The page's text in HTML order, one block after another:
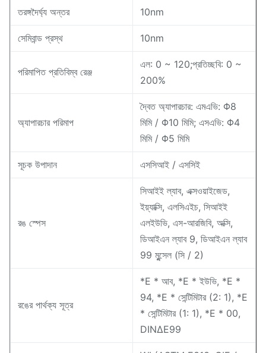
তরঙ্গদৈর্ঘ্য অন্তর 10nm
সেমিবান্ড প্রস্থ 10nm
পরিমাপিত প্রতিবিম্ব রেঞ্জ
এল: 0 ~ 120;প্রতিচ্ছবি: 0 ~
200%
অ্যাপারচার পরিমাপ
দ্বৈত অ্যাপারচার: এমএভি: Φ8
মিমি / Φ10 মিমি; এসএভি: Φ4
মিমি / Φ5 মিমি
সূচক উপাদান এসসিআই / এসসিই
রঙ স্পেস
সিআইই ল্যাব, এক্সওয়াইজেড,
ইয়্যাক্সি, এলসিএইচ, সিআইই
এলইউভি, এস-আরজিবি, অক্সি,
ডিআইএন ল্যাব 9, ডিআইএন ল্যাব
99 মুন্সেল (সি / 2)
রঙের পার্থক্য সূত্র
*E * আব, *E * ইউভি, *E *
94, *E * সেন্টিমিটার (2: 1), *E
* সেন্টিমিটার (1: 1), *E * 00,
DINΔE99